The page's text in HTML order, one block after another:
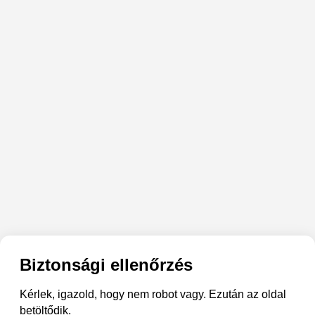
Biztonsági ellenőrzés
Kérlek, igazold, hogy nem robot vagy. Ezután az oldal
betöltődik.